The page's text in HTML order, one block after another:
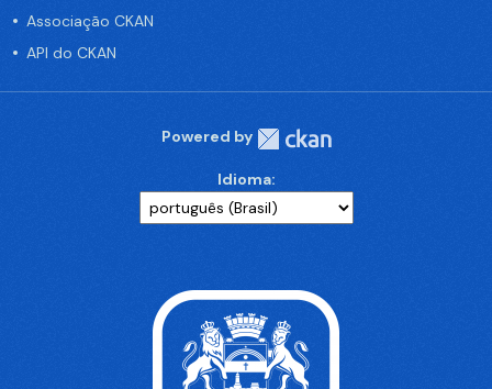
Associação CKAN
API do CKAN
Powered by
Idioma